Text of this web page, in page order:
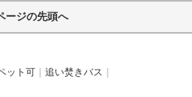
ージの先頭へ
ット可
追い焚きバス